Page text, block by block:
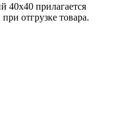
40х40 прилагается
отгрузке товара.